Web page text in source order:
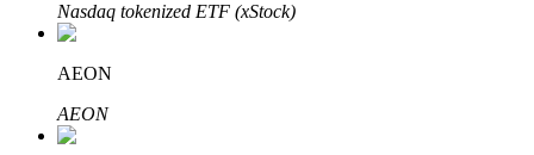
Nasdaq tokenized ETF (xStock)
AEON
AEON